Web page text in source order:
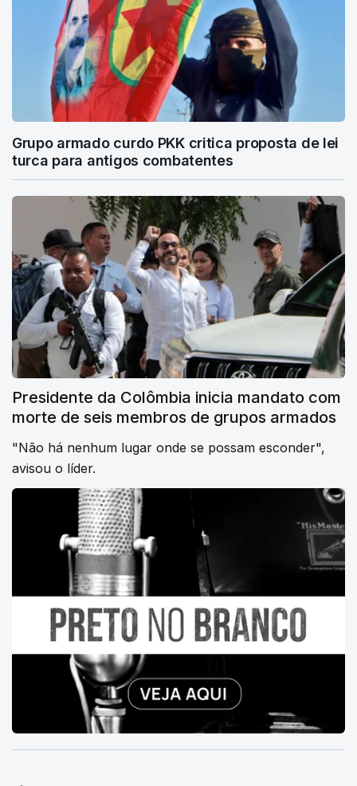
Grupo armado curdo PKK critica proposta de lei
turca para antigos combatentes
Presidente da Colômbia inicia mandato com
morte de seis membros de grupos armados
"Não há nenhum lugar onde se possam esconder",
avisou o líder.